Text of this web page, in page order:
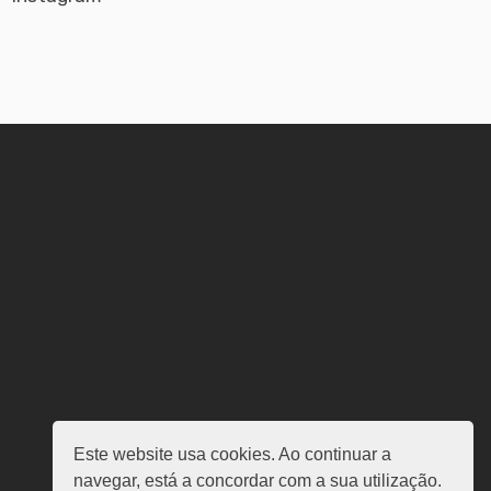
Este website usa cookies. Ao continuar a
navegar, está a concordar com a sua utilização.